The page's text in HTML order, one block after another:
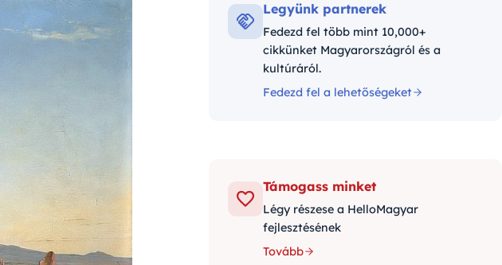
Legyünk partnerek
Fedezd fel több mint 10,000+
cikkünket Magyarországról és a
kultúráról.
Fedezd fel a lehetőségeket
Támogass minket
Légy részese a HelloMagyar
fejlesztésének
Tovább